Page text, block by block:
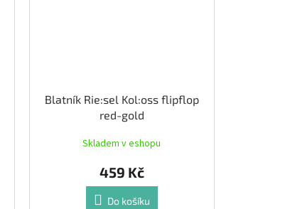
Blatník Rie:sel Kol:oss flipflop
red-gold
Skladem v eshopu
459 Kč
Do košíku